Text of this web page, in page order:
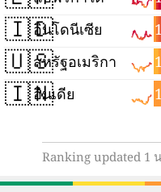
🇮🇩อินโดนีเซีย
🇺🇸สหรัฐอเมริกา
🇮🇳อินเดีย
Ranking updated 1